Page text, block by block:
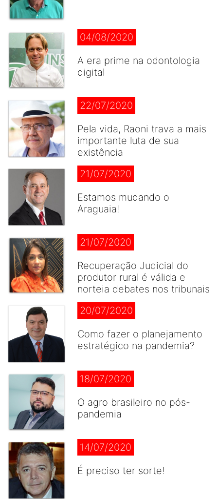
04/08/2020
A era prime na odontologia
digital
22/07/2020
Pela vida, Raoni trava a mais
importante luta de sua
existência
21/07/2020
Estamos mudando o
Araguaia!
21/07/2020
Recuperação Judicial do
produtor rural é válida e
norteia debates nos tribunais
20/07/2020
Como fazer o planejamento
estratégico na pandemia?
18/07/2020
O agro brasileiro no pós-
pandemia
14/07/2020
É preciso ter sorte!